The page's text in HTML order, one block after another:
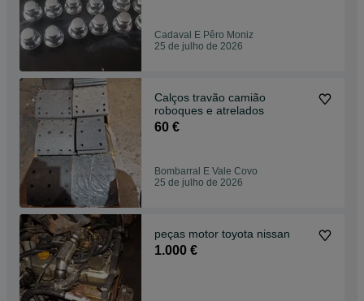
Cadaval E Pêro Moniz
25 de julho de 2026
Calços travão camião
roboques e atrelados
60 €
Bombarral E Vale Covo
25 de julho de 2026
peças motor toyota nissan
1.000 €